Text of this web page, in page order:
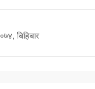
बिहिबार